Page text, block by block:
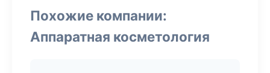
Похожие компании:
Аппаратная косметология